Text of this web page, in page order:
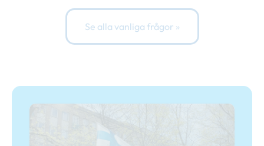
Se alla vanliga frågor »